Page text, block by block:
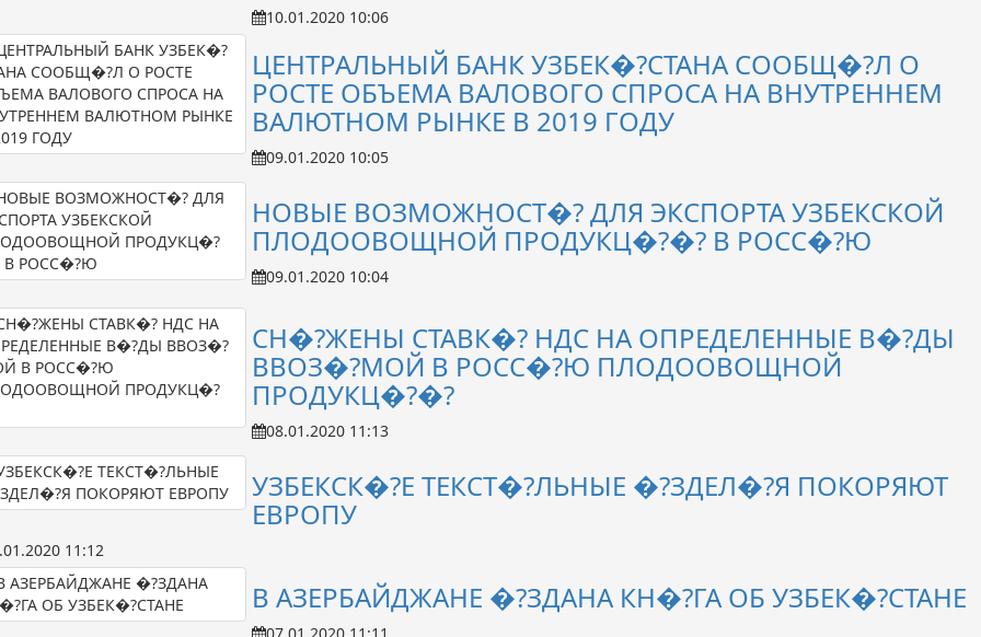
10.01.2020 10:06
ЦЕНТРАЛЬНЫЙ БАНК УЗБЕК�?СТАНА СООБЩ�?Л О
РОСТЕ ОБЪЕМА ВАЛОВОГО СПРОСА НА ВНУТРЕННЕМ
ВАЛЮТНОМ РЫНКЕ В 2019 ГОДУ
09.01.2020 10:05
НОВЫЕ ВОЗМОЖНОСТ�? ДЛЯ ЭКСПОРТА УЗБЕКСКОЙ
ПЛОДООВОЩНОЙ ПРОДУКЦ�?�? В РОСС�?Ю
09.01.2020 10:04
СН�?ЖЕНЫ СТАВК�? НДС НА ОПРЕДЕЛЕННЫЕ В�?ДЫ
ВВОЗ�?МОЙ В РОСС�?Ю ПЛОДООВОЩНОЙ
ПРОДУКЦ�?�?
08.01.2020 11:13
УЗБЕКСК�?Е ТЕКСТ�?ЛЬНЫЕ �?ЗДЕЛ�?Я ПОКОРЯЮТ
ЕВРОПУ
11:12
В АЗЕРБАЙДЖАНЕ �?ЗДАНА КН�?ГА ОБ УЗБЕК�?СТАНЕ